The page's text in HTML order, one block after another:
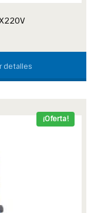
detalles
¡Oferta!